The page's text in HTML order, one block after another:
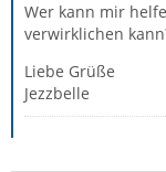
Wer kann mir
verwirklichen
Liebe Grüße
Jezzbelle